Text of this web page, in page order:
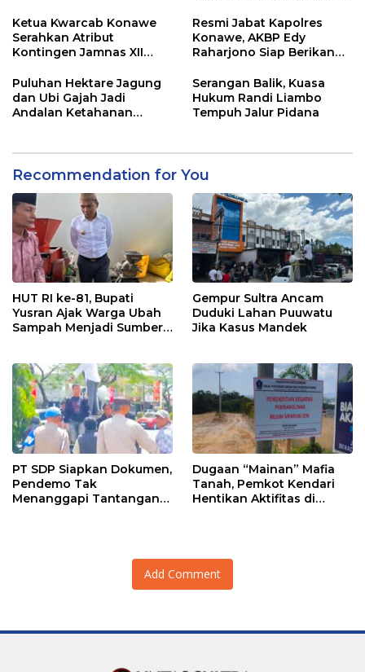
Ketua Kwarcab Konawe
Serahkan Atribut
Kontingen Jamnas XII
Resmi Jabat Kapolres
Konawe, AKBP Edy
Raharjono Siap Berikan
Puluhan Hektare Jagung
dan Ubi Gajah Jadi
Andalan Ketahanan
Serangan Balik, Kuasa
Hukum Randi Liambo
Tempuh Jalur Pidana
Recommendation for You
HUT RI ke-81, Bupati
Yusran Ajak Warga Ubah
Sampah Menjadi Sumber
Gempur Sultra Ancam
Duduki Lahan Puuwatu
Jika Kasus Mandek
PT SDP Siapkan Dokumen,
Pendemo Tak
Menanggapi Tantangan
Dugaan “Mainan” Mafia
Tanah, Pemkot Kendari
Hentikan Aktifitas di
Add Comment